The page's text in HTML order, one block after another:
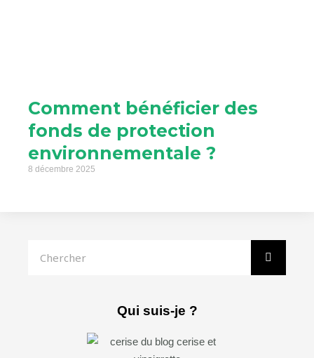
Comment bénéficier des
fonds de protection
environnementale ?
8 décembre 2025
Qui suis-je ?